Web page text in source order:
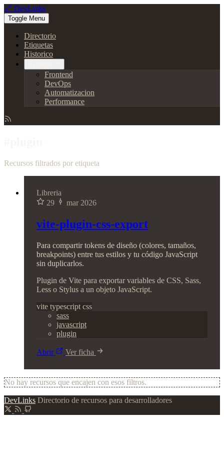
🔗 DevLinks
Toggle Menu
Directorio
Etiquetas
Historico
Frontend
DevOps
Automatizacion
Performance
Recursos filtrados por etiqueta
Libreria
29
mar 2026
vite-plugin-css-export
Para compartir tokens de diseño (colores, tamaños,
breakpoints) entre tus estilos y tu código JavaScript
sin duplicarlos.
Plugin de Vite para exportar variables de CSS, Sass,
Less o Stylus a un objeto JavaScript.
vite typescript css
sass
javascript
plugin
Abrir Ver ficha
No hay recursos que encajen con esos filtros.
DevLinks Directorio de recursos para desarrolladores